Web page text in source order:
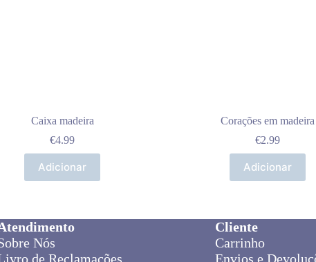
Caixa madeira
€4.99
Adicionar
Corações em madeira
€2.99
Adicionar
Nós
de Reclamações
Cliente
Carrinho
Envios e